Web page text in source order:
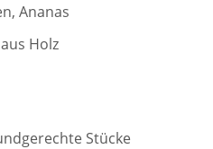
Ananas
Holz
Stücke